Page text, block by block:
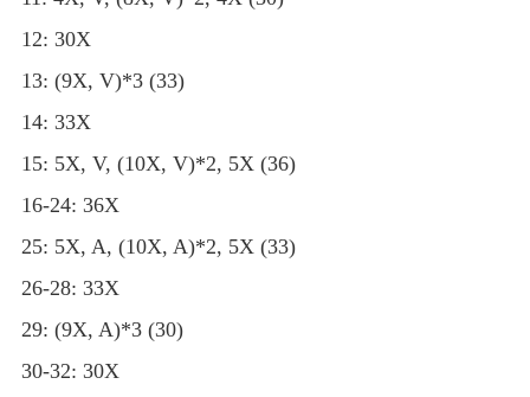
12: 30X
13: (9X, V)*3 (33)
14: 33X
15: 5X, V, (10X, V)*2, 5X (36)
16-24: 36X
25: 5X, A, (10X, A)*2, 5X (33)
26-28: 33X
29: (9X, A)*3 (30)
30-32: 30X